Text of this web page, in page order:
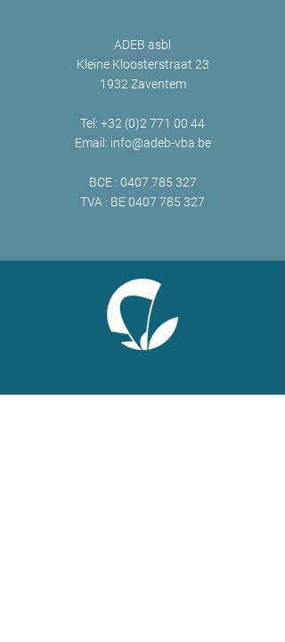
ADEB asbl
Kleine Kloosterstraat 23
1932 Zaventem
Tel: +32 (0)2 771 00 44
Email: info@adeb-vba.be
BCE : 0407 785 327
TVA : BE0407 785 327